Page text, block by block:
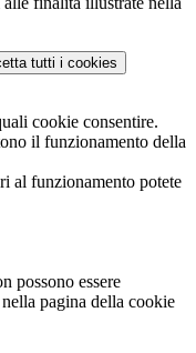
tutti i cookies
cookie consentire.
il funzionamento della
al funzionamento potete
possono essere
pagina della cookie